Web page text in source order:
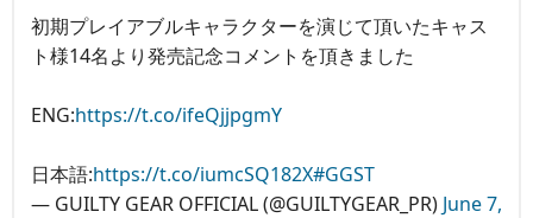
初期プレイアブルキャラクターを演じて頂いたキャス
ト様14名より発売記念コメントを頂きました
ENG:https://t.co/ifeQjjpgmY
日本語:https://t.co/iumcSQ182X#GGST
— GUILTY GEAR OFFICIAL (@GUILTYGEAR_PR) June 7,